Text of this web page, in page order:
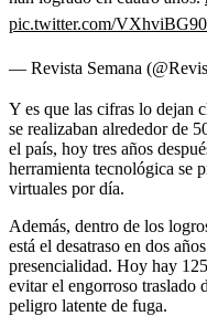
pic.twitter.com/
— Revista Semana
Y es que las cifras lo dejan
se realizaban alrededor de
el país, hoy tres años
herramienta tecnológica se
virtuales por día.
Además, dentro de los
está el desatraso en dos
presencialidad. Hoy hay
evitar el engorroso traslado
peligro latente de fuga.